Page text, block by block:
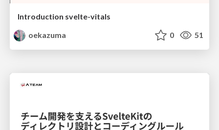
Introduction svelte-vitals
oekazuma
0 51